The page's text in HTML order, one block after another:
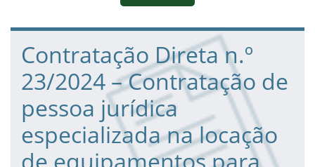
Fim da navegação
Início do conteúdo
Contratação Direta n.º
23/2024 – Contratação de
pessoa jurídica
especializada na locação